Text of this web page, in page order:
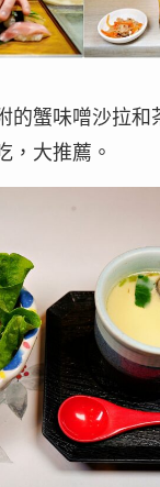
的蟹味噌沙拉和
，大推薦。